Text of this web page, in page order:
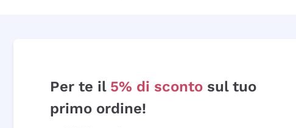
Per te il 5% di sconto sul tuo
primo ordine!